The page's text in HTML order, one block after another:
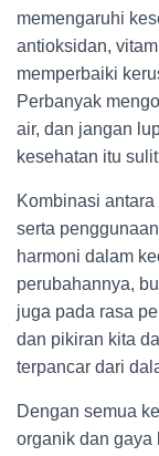
memengaruhi
antioksidan,
memperbaiki
Perbanyak
air, dan jangan
kesehatan itu
Kombinasi
serta
harmoni dalam
perubahannya,
juga pada rasa
dan pikiran kita
terpancar dari
Dengan semua
organik dan gaya